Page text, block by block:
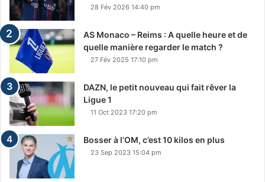
28 Fév 2026 14:40 pm
AS Monaco – Reims : A quelle heure et de
quelle manière regarder le match ?
27 Fév 2025 17:10 pm
DAZN, le petit nouveau qui fait rêver la
Ligue 1
11 Oct 2023 17:20 pm
Bosser à l’OM, c’est 10 kilos en plus
23 Sep 2023 15:04 pm